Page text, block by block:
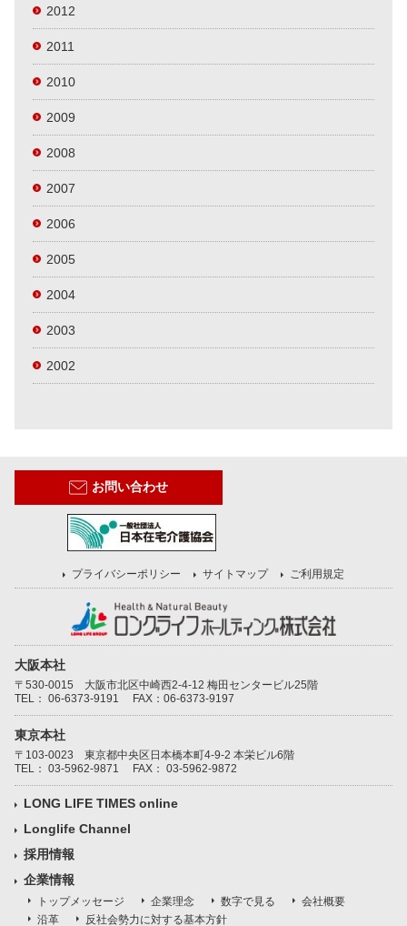
2012
2011
2010
2009
2008
2007
2006
2005
2004
2003
2002
お問い合わせ
プライバシーポリシー サイトマップ ご利用規定
大阪本社
〒530-0015 大阪市北区中崎西2-4-12 梅田センタービル25階
TEL： 06-6373-9191 FAX：06-6373-9197
東京本社
〒103-0023 東京都中央区日本橋本町4-9-2 本栄ビル6階
TEL： 03-5962-9871 FAX： 03-5962-9872
LONG LIFE TIMES online
Longlife Channel
採用情報
企業情報
トップメッセージ 企業理念 数字で見る
会社概要
沿革
反社会勢力に対する基本方針